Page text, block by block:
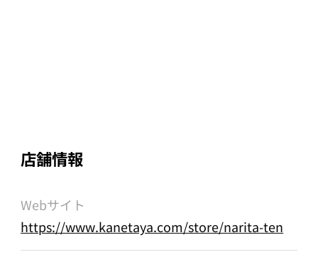
店舗情報
Webサイト
https://www.kanetaya.com/store/narita-ten